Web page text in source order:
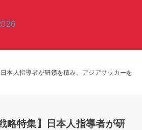
本人指導者が研鑽を積み、アジアサッカーを
略特集】日本人指導者が研